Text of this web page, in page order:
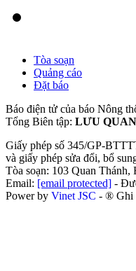
Tòa soạn
Quảng cáo
Đặt báo
Báo điện tử của báo Nông
Tổng Biên tập: LƯU
Giấy phép số 345/GP-
và giấy phép sửa đổi, bổ
Tòa soạn: 103 Quan
Email: [email protected] -
Power by Vinet JSC - ® Ghi